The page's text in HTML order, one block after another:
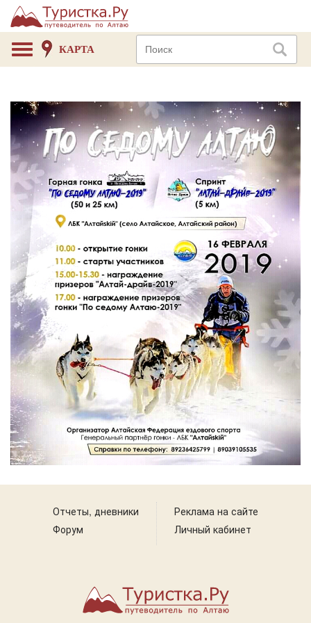
КАРТА
Отчеты, дневники
Форум
Реклама на сайте
Личный кабинет